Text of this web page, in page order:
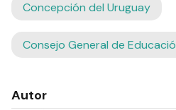
Concepción del Uruguay
Consejo General de
Autor